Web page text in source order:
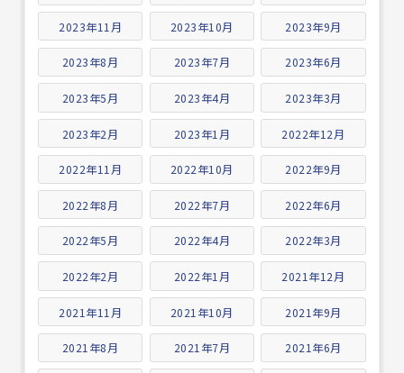
2023年11月 2023年10月 2023年9月
2023年8月 2023年7月 2023年6月
2023年5月 2023年4月 2023年3月
2023年2月 2023年1月 2022年12月
2022年11月 2022年10月 2022年9月
2022年8月 2022年7月 2022年6月
2022年5月 2022年4月 2022年3月
2022年2月 2022年1月 2021年12月
2021年11月 2021年10月 2021年9月
2021年8月 2021年7月 2021年6月